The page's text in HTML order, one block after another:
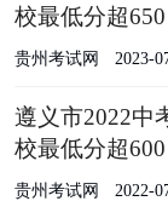
校最低分超650
贵州考试网 2023-
遵义市2022中
校最低分超600
贵州考试网 2022-